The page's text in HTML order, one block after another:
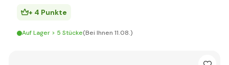
+ 4 Punkte
Auf Lager > 5 Stücke(Bei Ihnen 11.08.)